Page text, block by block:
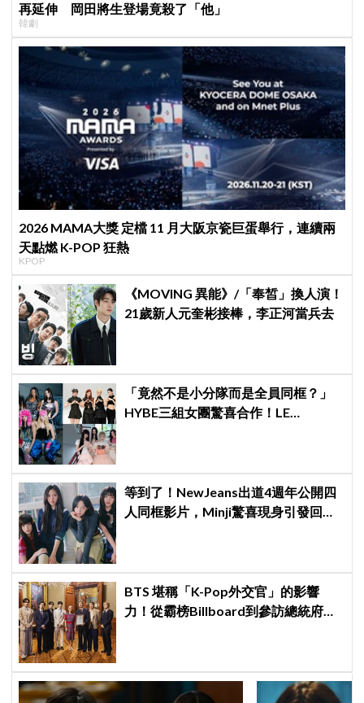
再延伸 岡田將生登場竟殺了「他」
韓劇
2026 MAMA大獎 定檔 11 月大阪京瓷巨蛋舉行，連續兩
天點燃 K-POP 狂熱
KPOP
《MOVING 異能》/「奉皙」換人演！
21歲新人元奎彬接棒，李正河當兵去
「竟然不是小分隊而是全員同框？」
HYBE三組女團驚喜合作！LE
等到了！NewJeans出道4週年公開四
人同框影片，Minji驚喜現身引發回歸
BTS 堪稱「K-Pop外交官」的影響
力！從霸榜Billboard到參訪總統府，